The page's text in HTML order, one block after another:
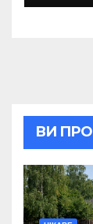
ВИ